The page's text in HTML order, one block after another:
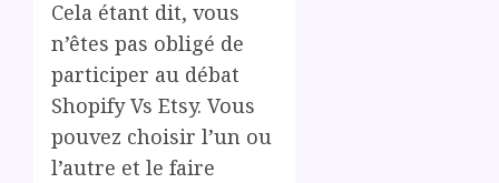
Cela étant dit, vous
n’êtes pas obligé de
participer au débat
Shopify Vs Etsy. Vous
pouvez choisir l’un ou
l’autre et le faire